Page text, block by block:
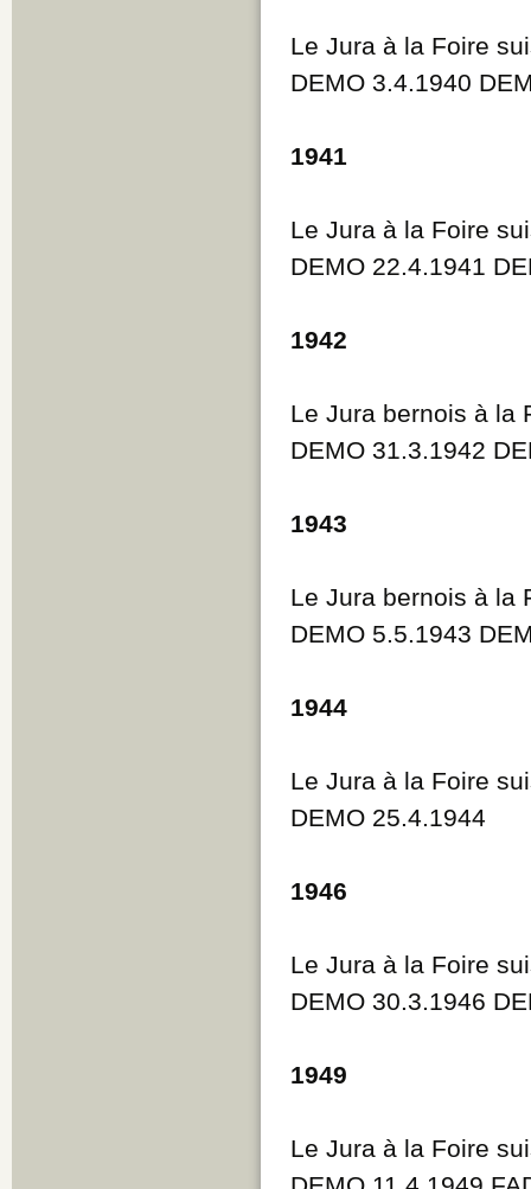
Le Jura à la Foire
DEMO 3.4.1940
1941
Le Jura à la Foire
DEMO 22.4.1941
1942
Le Jura bernois à la
DEMO 31.3.1942
1943
Le Jura bernois à la
DEMO 5.5.1943
1944
Le Jura à la Foire
DEMO 25.4.1944
1946
Le Jura à la Foire
DEMO 30.3.1946
1949
Le Jura à la Foire